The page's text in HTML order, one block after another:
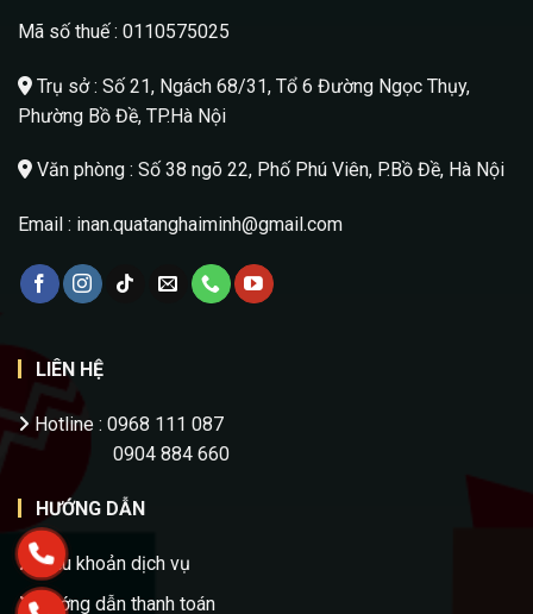
Mã số thuế : 0110575025
Trụ sở : Số 21, Ngách 68/31, Tổ 6 Đường Ngọc Thụy,
Phường Bồ Đề, TP.Hà Nội
Văn phòng : Số 38 ngõ 22, Phố Phú Viên, P.Bồ Đề, Hà Nội
Email : inan.quatanghaiminh@gmail.com
LIÊN HỆ
Hotline : 0968 111 087
0904 884 660
HƯỚNG DẪN
Điều khoản dịch vụ
Hướng dẫn thanh toán